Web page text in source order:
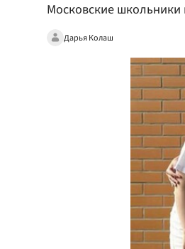
Московские школьники
Дарья Колаш